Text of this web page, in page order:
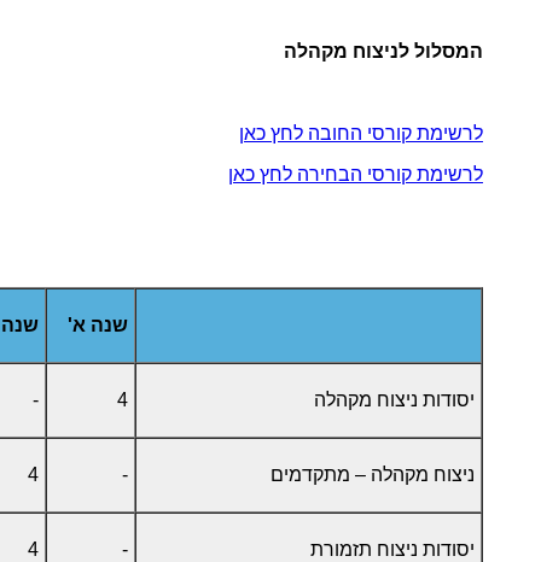
המסלול לניצוח מקהלה
לרשימת קורסי החובה לחץ כאן
לרשימת קורסי הבחירה לחץ כאן
שנה א'
יסודות ניצוח מקהלה 4
-
ניצוח מקהלה – מתקדמים -
4
יסודות ניצוח תזמורת -
4